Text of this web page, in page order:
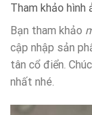
Tham khảo hình
Bạn tham khảo
cập nhập sản
tân cổ điển.
nhất nhé.